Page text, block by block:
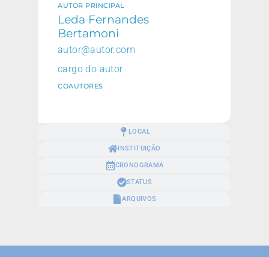
LOCAL
INSTITUIÇÃO
CRONOGRAMA
STATUS
ARQUIVOS
AUTOR PRINCIPAL
Leda Fernandes
Bertamoni
autor@autor.com
cargo do autor
COAUTORES